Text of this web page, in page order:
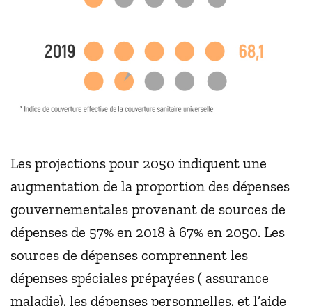
Les projections pour 2050 indiquent une
augmentation de la proportion des dépenses
gouvernementales provenant de sources de
dépenses de 57% en 2018 à 67% en 2050. Les
sources de dépenses comprennent les
dépenses spéciales prépayées ( assurance
maladie), les dépenses personnelles, et l’aide